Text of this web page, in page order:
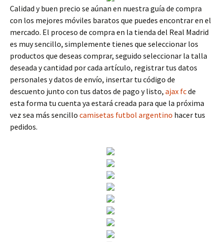
Calidad y buen precio se aúnan en nuestra guía de compra
con los mejores móviles baratos que puedes encontrar en el
mercado. El proceso de compra en la tienda del Real Madrid
es muy sencillo, simplemente tienes que seleccionar los
productos que deseas comprar, seguido seleccionar la talla
deseada y cantidad por cada artículo, registrar tus datos
personales y datos de envío, insertar tu código de
descuento junto con tus datos de pago y listo, ajax fcde
esta forma tu cuenta ya estará creada para que la próxima
vez sea más sencillo camisetas futbol argentino hacer tus
pedidos.